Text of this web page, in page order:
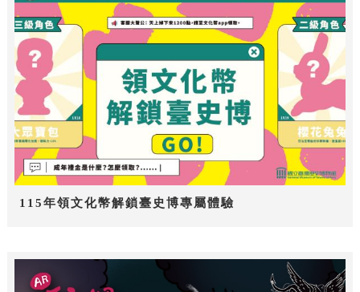
115年領文化幣解鎖臺史博專屬體驗